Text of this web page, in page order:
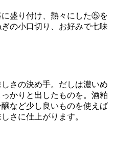
盛り付け、熱々にした⑤を
の小口切り、お好みで七味
さの決め手。だしは濃いめ
かりと出したものを。酒粕
など少し良いものを使えば
さに仕上がります。